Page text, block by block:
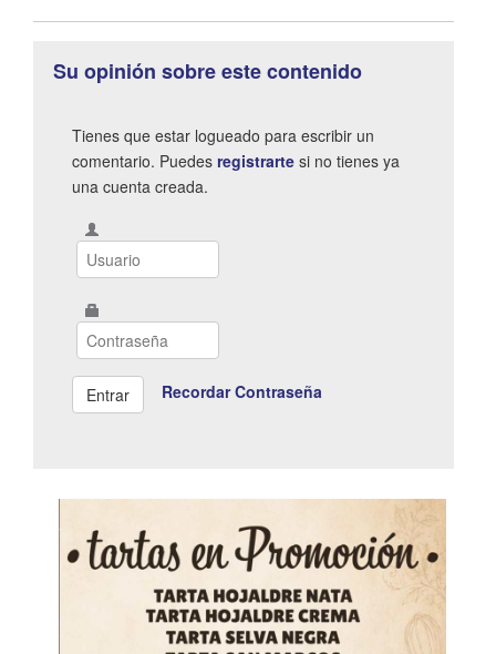
Su opinión sobre este contenido
Tienes que estar logueado para escribir un
comentario. Puedes registrarte si no tienes ya
una cuenta creada.
Recordar Contraseña